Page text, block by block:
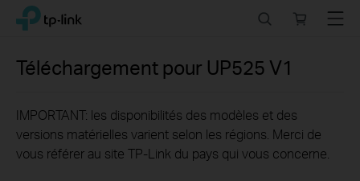
Click
the
navigation
TP-Link, Reliably Smart
store
Menu
Téléchargement pour UP525 V1
IMPORTANT: les disponibilités des modèles et des
versions matérielles varient selon les régions. Merci de
vous référer au site TP-Link du pays qui vous concerne.